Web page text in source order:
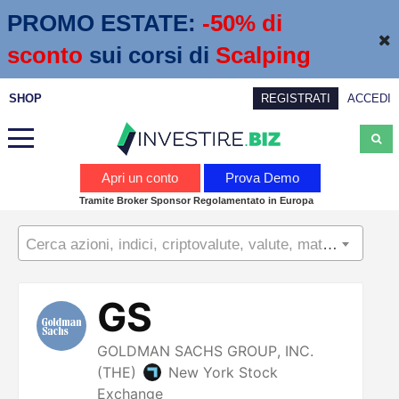
PROMO ESTATE: -50% di
sconto sui corsi di Scalping
SHOP REGISTRATI ACCEDI
Calendario economico
Servizi
Trading
Education
Apri un conto Prova Demo
Tramite Broker Sponsor Regolamentato in Europa
Cerca azioni, indici, criptovalute, valute, materie prime...